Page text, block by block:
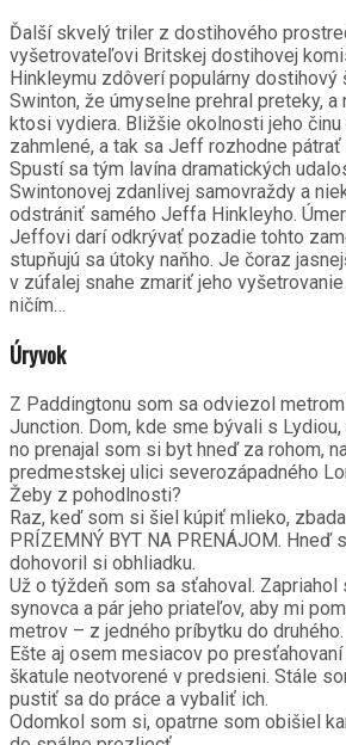
Ďalší skvelý triler z dostihového
vyšetrovateľovi Britskej dostihovej
Hinkleymu zdôverí populárny dostihový
Swinton, že úmyselne prehral preteky, a
ktosi vydiera. Bližšie okolnosti jeho činu
zahmlené, a tak sa Jeff rozhodne pátrať
Spustí sa tým lavína dramatických
Swintonovej zdanlivej samovraždy a
odstrániť samého Jeffa Hinkleyho.
Jeffovi darí odkrývať pozadie tohto
stupňujú sa útoky naňho. Je čoraz
v zúfalej snahe zmariť jeho
ničím…
Úryvok
Z Paddingtonu som sa odviezol
Junction. Dom, kde sme bývali s
no prenajal som si byt hneď za rohom,
predmestskej ulici severozápadného
Žeby z pohodlnosti?
Raz, keď som si šiel kúpiť mlieko,
PRÍZEMNÝ BYT NA PRENÁJOM. Hneď
dohovoril si obhliadku.
Už o týždeň som sa sťahoval. Zapriahol
synovca a pár jeho priateľov, aby mi
metrov – z jedného príbytku do druhého.
Ešte aj osem mesiacov po
škatule neotvorené v predsieni. Stále
pustiť sa do práce a vybaliť ich.
Odomkol som si, opatrne som obišiel